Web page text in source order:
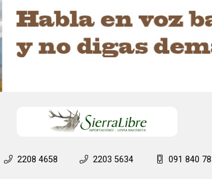
2208 4658 2203 5634 091 840